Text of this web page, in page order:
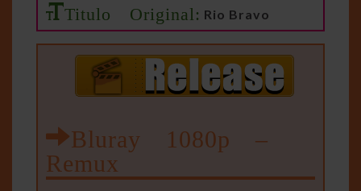
Titulo Original: Rio Bravo
Bluray 1080p –
Remux